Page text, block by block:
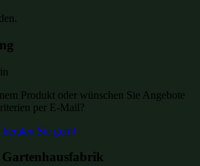
Produkt oder wünschen Sie Angebote
per E-Mail?
Sie gern!